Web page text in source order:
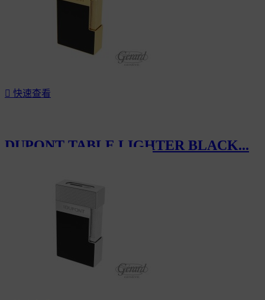
 快速查看
DUPONT TABLE LIGHTER BLACK...